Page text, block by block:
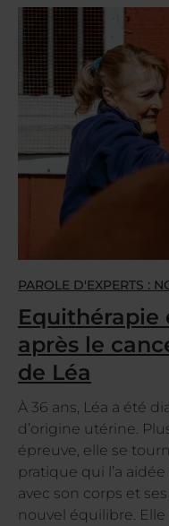
PAROLE D'EXPERTS :
Equithérapie
après le
de Léa
À 36 ans, Léa a été
d’origine utérine.
épreuve, elle se
pratique qui l’a
avec son corps et
nouvel équilibre.